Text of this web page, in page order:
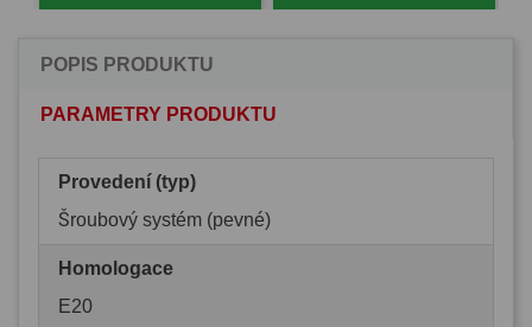
POPIS PRODUKTU
PARAMETRY PRODUKTU
Provedení (typ)
Šroubový systém (pevné)
Homologace
E20